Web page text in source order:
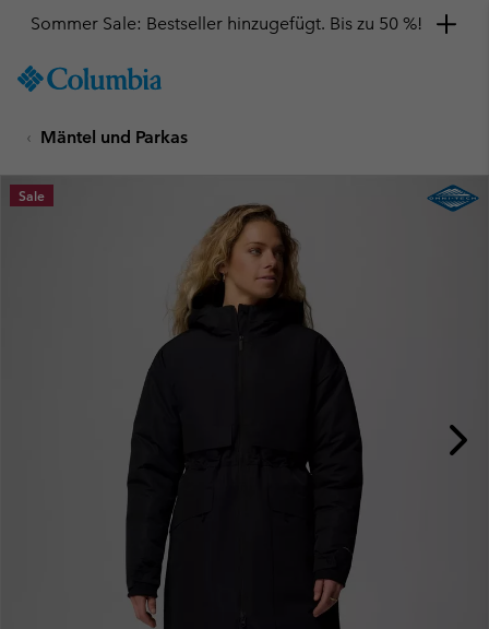
TO
SKIP
MAIN
NAV
Sommer Sale: Bestseller hinzugefügt. Bis zu 50 %!
Mäntel und Parkas
Sale